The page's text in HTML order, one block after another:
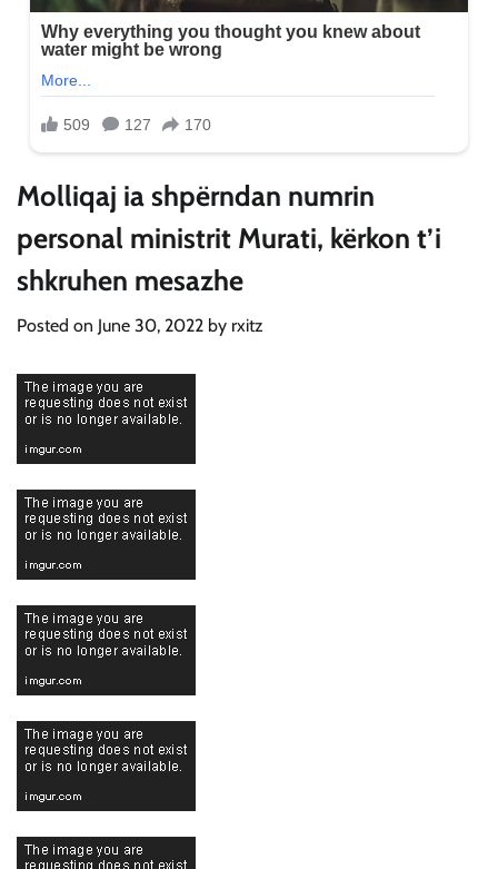
Molliqaj ia shpërndan numrin
personal ministrit Murati, kërkon t’i
shkruhen mesazhe
Posted on June 30, 2022 by rxitz